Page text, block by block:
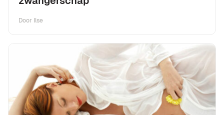
Door Ilse